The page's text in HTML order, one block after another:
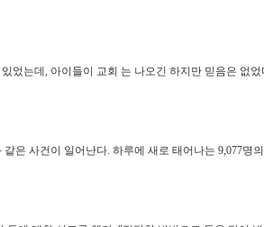
었는데, 아이들이 교회 는 나오긴 하지만 믿음은 없
은 사건이 일어난다. 하루에 새로 태어나는 9,077명